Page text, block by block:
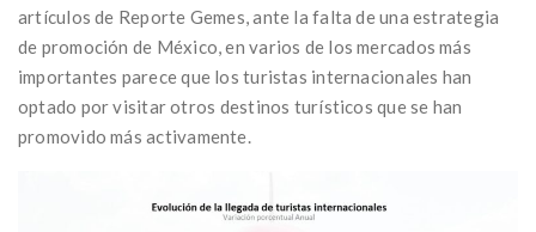
artículos de Reporte Gemes, ante la falta de una estrategia
de promoción de México, en varios de los mercados más
importantes parece que los turistas internacionales han
optado por visitar otros destinos turísticos que se han
promovido más activamente.